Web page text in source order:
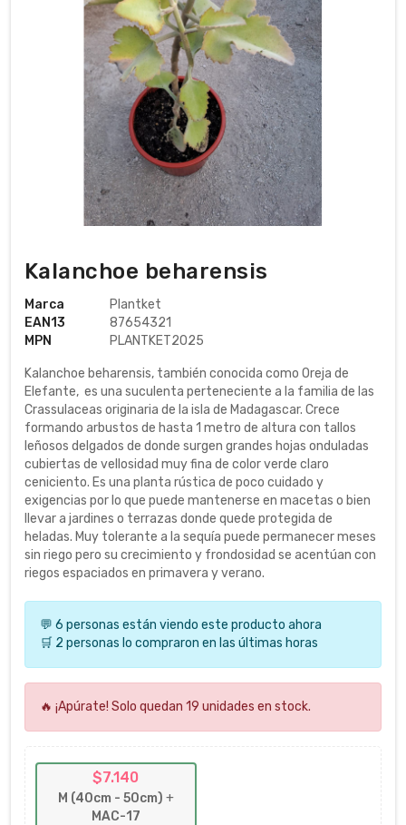
Kalanchoe beharensis
Marca
Plantket
EAN13
87654321
MPN
PLANTKET2025
Kalanchoe beharensis, también conocida como Oreja de
Elefante, es una suculenta perteneciente a la familia de las
Crassulaceas originaria de la isla de Madagascar. Crece
formando arbustos de hasta 1 metro de altura con tallos
leñosos delgados de donde surgen grandes hojas onduladas
cubiertas de vellosidad muy fina de color verde claro
ceniciento. Es una planta rústica de poco cuidado y
exigencias por lo que puede mantenerse en macetas o bien
llevar a jardines o terrazas donde quede protegida de
heladas. Muy tolerante a la sequía puede permanecer meses
sin riego pero su crecimiento y frondosidad se acentúan con
riegos espaciados en primavera y verano.
💬 6 personas están viendo este producto ahora
🛒 2 personas lo compraron en las últimas horas
🔥 ¡Apúrate! Solo quedan 19 unidades en stock.
$7.140
M (40cm - 50cm) +
MAC-17